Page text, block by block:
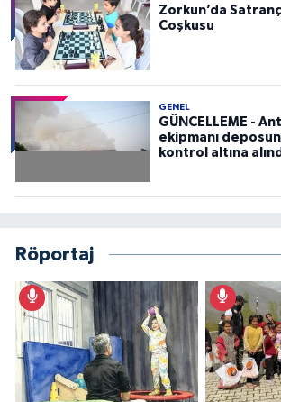
Zorkun’da
Coşkusu
GENEL
GÜNCELLEME -
ekipmanı
kontrol altına
Röportaj